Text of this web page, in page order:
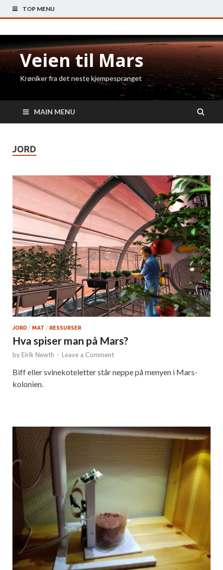
TOP MENU
Veien til Mars
Krøniker fra det neste kjempespranget
MAIN MENU
JORD
JORD / MAT / RESSURSER
Hva spiser man på Mars?
by Eirik Newth - Leave a Comment
Biff eller svinekoteletter står neppe på menyen i Mars-
kolonien.